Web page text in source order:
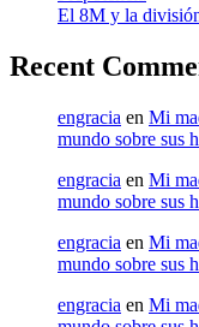
El 8M y la
Recent
engracia en Mi
mundo sobre sus
engracia en Mi
mundo sobre sus
engracia en Mi
mundo sobre sus
engracia en Mi